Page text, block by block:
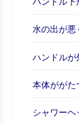
水の出が悪
ハンドルが
本体ががた
シャワーヘ